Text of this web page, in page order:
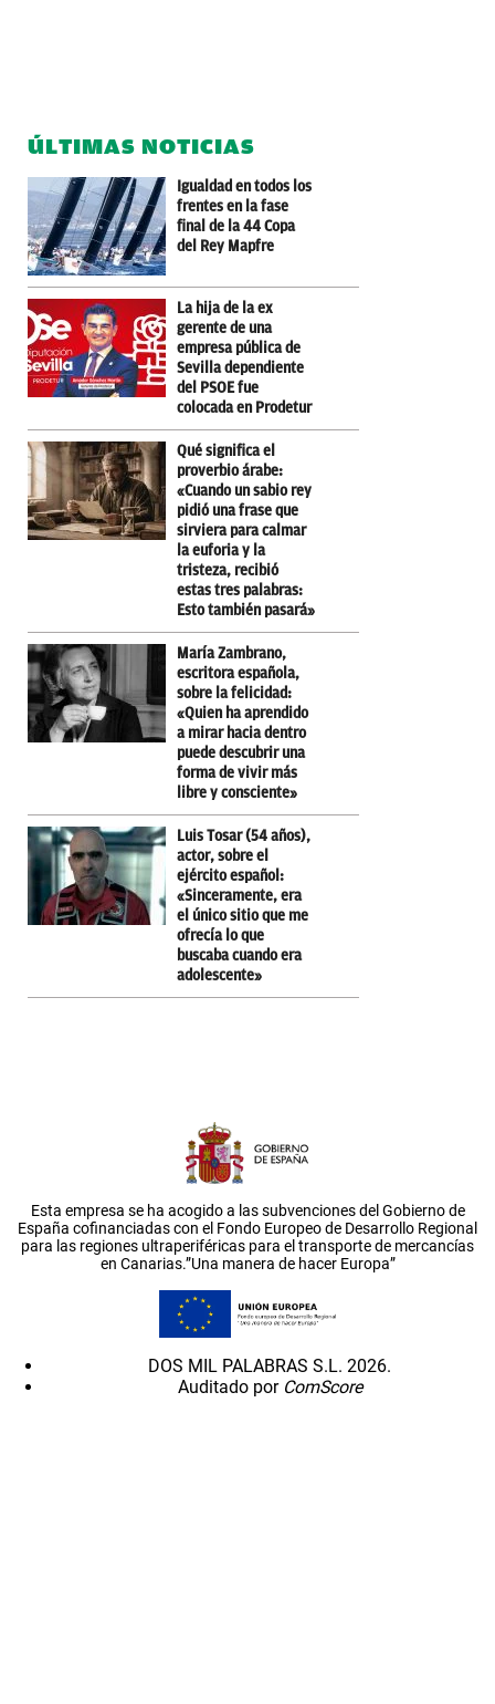
ÚLTIMAS NOTICIAS
Igualdad en todos los
frentes en la fase
final de la 44 Copa
del Rey Mapfre
La hija de la ex
gerente de una
empresa pública de
Sevilla dependiente
del PSOE fue
colocada en Prodetur
Qué significa el
proverbio árabe:
«Cuando un sabio rey
pidió una frase que
sirviera para calmar
la euforia y la
tristeza, recibió
estas tres palabras:
Esto también pasará»
María Zambrano,
escritora española,
sobre la felicidad:
«Quien ha aprendido
a mirar hacia dentro
puede descubrir una
forma de vivir más
libre y consciente»
Luis Tosar (54 años),
actor, sobre el
ejército español:
«Sinceramente, era
el único sitio que me
ofrecía lo que
buscaba cuando era
adolescente»
Esta empresa se ha acogido a las subvenciones del Gobierno de
España cofinanciadas con el Fondo Europeo de Desarrollo Regional
para las regiones ultraperiféricas para el transporte de mercancías
en Canarias.”Una manera de hacer Europa”
DOS MIL PALABRAS S.L. 2026.
Auditado por ComScore